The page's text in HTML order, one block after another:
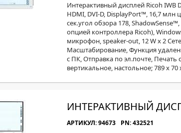
Интерактивный дисплей Ricoh IWB
HDMI, DVI-D, DisplayPort™, 16,7 млн
сек.угол обзора 178,
опцией контроллера Ricoh),
микрофон, speaker-out, 12 W x 2
Масштабирование, Функция
с ПК, Отправка по эл.почте, Печать
вертикальное, настольное; 789 x 70
ИНТЕРАКТИВНЫЙ
АРТИКУЛ: 94673 PN: 432521